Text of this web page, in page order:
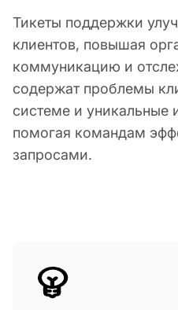
Тикеты поддержки
клиентов, повышая
коммуникацию и
содержат проблемы
системе и уникальные
помогая командам
запросами.